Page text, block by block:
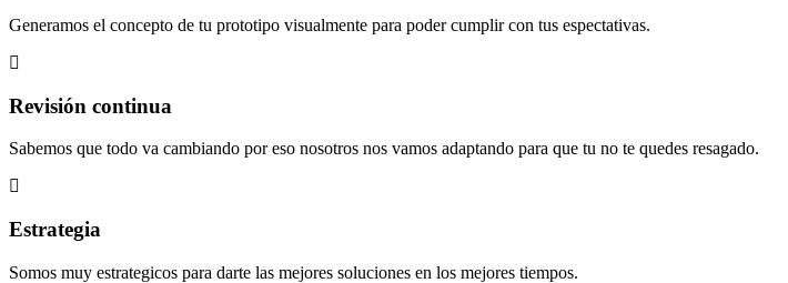
Generamos el concepto de tu prototipo visualmente para poder cumplir con tus espectativas.
Revisión continua
Sabemos que todo va cambiando por eso nosotros nos vamos adaptando para que tu no te quedes resagado.
Estrategia
Somos muy estrategicos para darte las mejores soluciones en los mejores tiempos.